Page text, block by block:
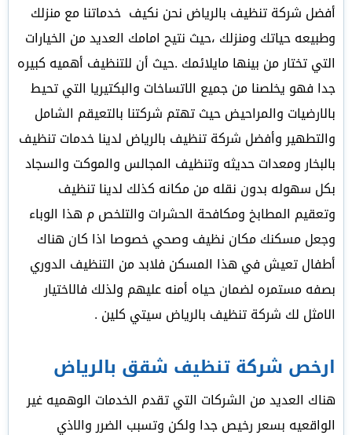
أفضل شركة تنظيف بالرياض نحن نكيف خدماتنا مع منزلك
وطبيعه حياتك ومنزلك ،حيث نتيح امامك العديد من الخيارات
التي تختار من بينها مايلائمك .حيث أن للتنظيف أهميه كبيره
جدا فهو يخلصنا من جميع الاتساخات والبكتيريا التي تحيط
بالارضيات والمراحيض حيث تهتم شركتنا بالتعيقم الشامل
والتطهير وأفضل شركة تنظيف بالرياض لدينا خدمات تنظيف
بالبخار ومعدات حديثه وتنظيف المجالس والموكت والسجاد
بكل سهوله بدون نقله من مكانه كذلك لدينا تنظيف
وتعقيم المطابخ ومكافحة الحشرات والتلخص م هذا الوباء
وجعل مسكنك مكان نظيف وصحي خصوصا اذا كان هناك
أطفال تعيش في هذا المسكن فلابد من التنظيف الدوري
بصفه مستمره لضمان حياه أمنه عليهم ولذلك فالاختيار
الامثل لك شركة تنظيف بالرياض سيتي كلين .
ارخص شركة تنظيف شقق بالرياض
هناك العديد من الشركات التي تقدم الخدمات الوهميه غير
الواقعيه بسعر رخيص جدا ولكن وتسبب الضرر والاذي